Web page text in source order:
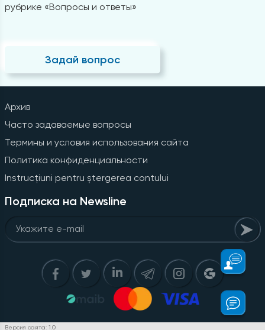
рубрике «Вопросы и ответы»
Задай вопрос
Архив
Часто задаваемые вопросы
Термины и условия использования сайта
Политика конфиденциальности
Instrucțiuni pentru ștergerea contului
Подписка на Newsline
Версия сайта: 1.0